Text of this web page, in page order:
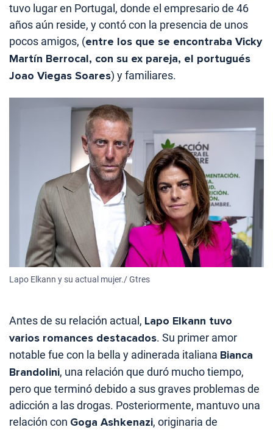
tuvo lugar en Portugal, donde el empresario de 46
años aún reside, y contó con la presencia de unos
pocos amigos, (entre los que se encontraba Vicky
Martín Berrocal, con su ex pareja, el portugués
Joao Viegas Soares) y familiares.
Lapo Elkann y su actual mujer./ Gtres
Antes de su relación actual, Lapo Elkann tuvo
varios romances destacados. Su primer amor
notable fue con la bella y adinerada italiana Bianca
Brandolini, una relación que duró mucho tiempo,
pero que terminó debido a sus graves problemas de
adicción a las drogas. Posteriormente, mantuvo una
relación con Goga Ashkenazi, originaria de